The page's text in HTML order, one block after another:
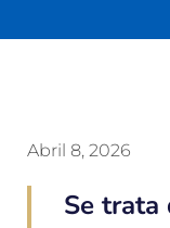
Abril 8, 2026
Se trata